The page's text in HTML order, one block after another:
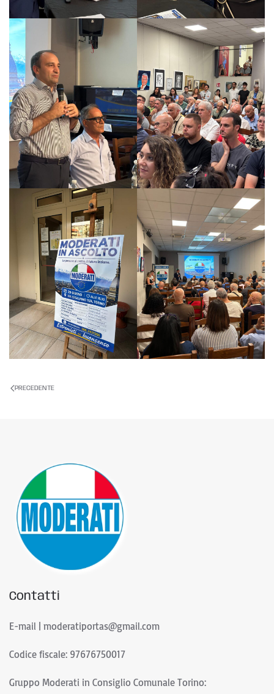
PRECEDENTE
Contatti
E-mail | moderatiportas@gmail.com
Codice fiscale: 97676750017
Gruppo Moderati in Consiglio Comunale Torino: